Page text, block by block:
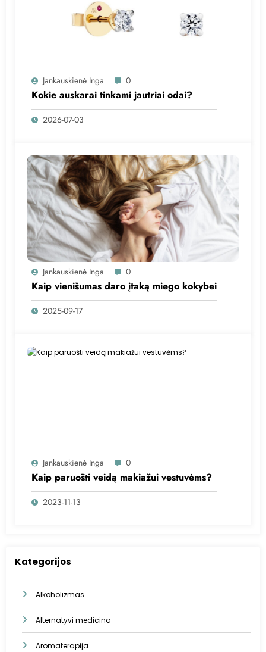
Jankauskienė Inga 0
Kokie auskarai tinkami jautriai odai?
2026-07-03
Jankauskienė Inga 0
Kaip vienišumas daro įtaką miego kokybei
2025-09-17
Jankauskienė Inga 0
Kaip paruošti veidą makiažui vestuvėms?
2023-11-13
Kategorijos
Alkoholizmas
Alternatyvi medicina
Aromaterapija